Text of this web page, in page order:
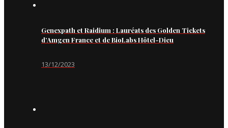
Genexpath et Raidium : Lauréats des Golden Tickets
d’Amgen France et de BioLabs Hôtel-Dieu
13/12/2023